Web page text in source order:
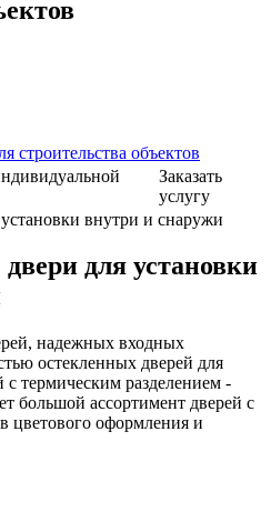
Заказать
услугу
внутри и снаружи
для установки
надежных входных
остекленных дверей для
термическим разделением -
большой ассортимент дверей с
цветового оформления и